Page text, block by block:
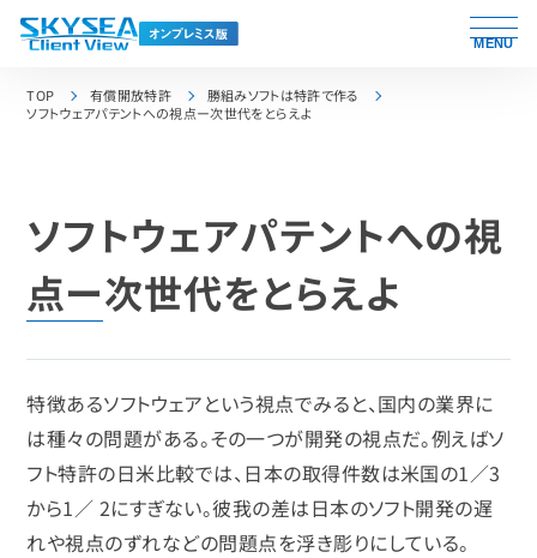
MENU
TOP 有償開放特許
勝組みソフトは特許で作る
ソフトウェアパテントへの視点ー次世代をとらえよ
ソフトウェアパテントへの視
点ー次世代をとらえよ
特徴あるソフトウェアという視点でみると、国内の業界に
は種々の問題がある。その一つが開発の視点だ。例えばソ
フト特許の日米比較では、日本の取得件数は米国の1／3
から1／ 2にすぎない。彼我の差は日本のソフト開発の遅
れや視点のずれなどの問題点を浮き彫りにしている。